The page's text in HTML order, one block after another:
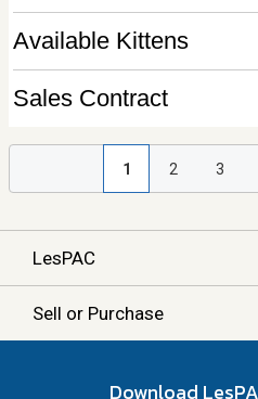
1 2 3
LesPAC
Sell or Purchase
Download